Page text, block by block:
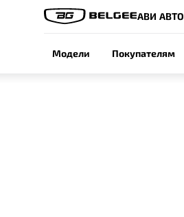
АВИ АВТО
Модели Покупателям